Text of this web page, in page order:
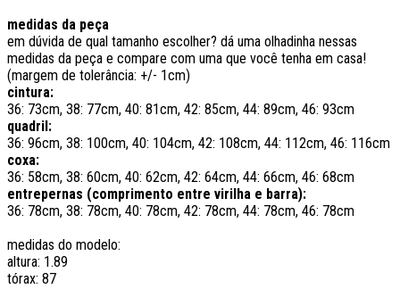
medidas da peça
em dúvida de qual tamanho escolher? dá uma olhadinha nessas
medidas da peça e compare com uma que você tenha em casa!
(margem de tolerância: +/- 1cm)
cintura:
36: 73cm, 38: 77cm, 40: 81cm, 42: 85cm, 44: 89cm, 46: 93cm
quadril:
36: 96cm, 38: 100cm, 40: 104cm, 42: 108cm, 44: 112cm, 46: 116cm
coxa:
36: 58cm, 38: 60cm, 40: 62cm, 42: 64cm, 44: 66cm, 46: 68cm
entrepernas (comprimento entre virilha e barra):
36: 78cm, 38: 78cm, 40: 78cm, 42: 78cm, 44: 78cm, 46: 78cm
medidas do modelo:
altura: 1.89
tórax: 87